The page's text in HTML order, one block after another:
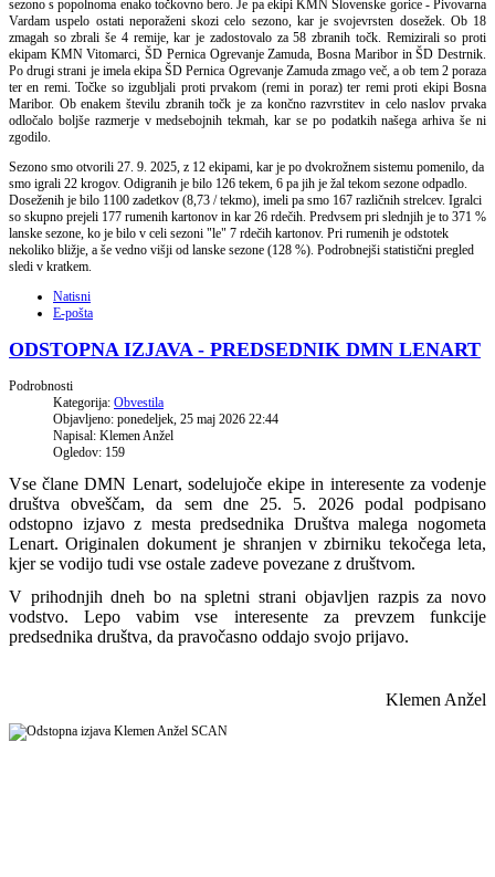
sezono s popolnoma enako točkovno bero. Je pa ekipi KMN Slovenske gorice - Pivovarna
Vardam uspelo ostati neporaženi skozi celo sezono, kar je svojevrsten dosežek. Ob 18
zmagah so zbrali še 4 remije, kar je zadostovalo za 58 zbranih točk. Remizirali so proti
ekipam KMN Vitomarci, ŠD Pernica Ogrevanje Zamuda, Bosna Maribor in ŠD Destrnik.
Po drugi strani je imela ekipa ŠD Pernica Ogrevanje Zamuda zmago več, a ob tem 2 poraza
ter en remi. Točke so izgubljali proti prvakom (remi in poraz) ter remi proti ekipi Bosna
Maribor. Ob enakem številu zbranih točk je za končno razvrstitev in celo naslov prvaka
odločalo boljše razmerje v medsebojnih tekmah, kar se po podatkih našega arhiva še ni
zgodilo.
Sezono smo otvorili 27. 9. 2025, z 12 ekipami, kar je po dvokrožnem sistemu pomenilo, da
smo igrali 22 krogov. Odigranih je bilo 126 tekem, 6 pa jih je žal tekom sezone odpadlo.
Doseženih je bilo 1100 zadetkov (8,73 / tekmo), imeli pa smo 167 različnih strelcev. Igralci
so skupno prejeli 177 rumenih kartonov in kar 26 rdečih. Predvsem pri slednjih je to 371 %
lanske sezone, ko je bilo v celi sezoni "le" 7 rdečih kartonov. Pri rumenih je odstotek
nekoliko bližje, a še vedno višji od lanske sezone (128 %). Podrobnejši statistični pregled
sledi v kratkem.
Natisni
E-pošta
ODSTOPNA IZJAVA - PREDSEDNIK DMN LENART
Podrobnosti
Kategorija: Obvestila
Objavljeno: ponedeljek, 25 maj 2026 22:44
Napisal: Klemen Anžel
Ogledov: 159
Vse člane DMN Lenart, sodelujoče ekipe in interesente za vodenje
društva obveščam, da sem dne 25. 5. 2026 podal podpisano
odstopno izjavo z mesta predsednika Društva malega nogometa
Lenart. Originalen dokument je shranjen v zbirniku tekočega leta,
kjer se vodijo tudi vse ostale zadeve povezane z društvom.
V prihodnjih dneh bo na spletni strani objavljen razpis za novo
vodstvo. Lepo vabim vse interesente za prevzem funkcije
predsednika društva, da pravočasno oddajo svojo prijavo.
Klemen Anžel